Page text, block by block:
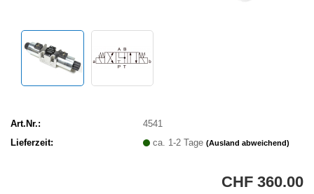
Art.Nr.:
4541
Lieferzeit:
ca. 1-2 Tage(Ausland abweichend)
CHF 360.00